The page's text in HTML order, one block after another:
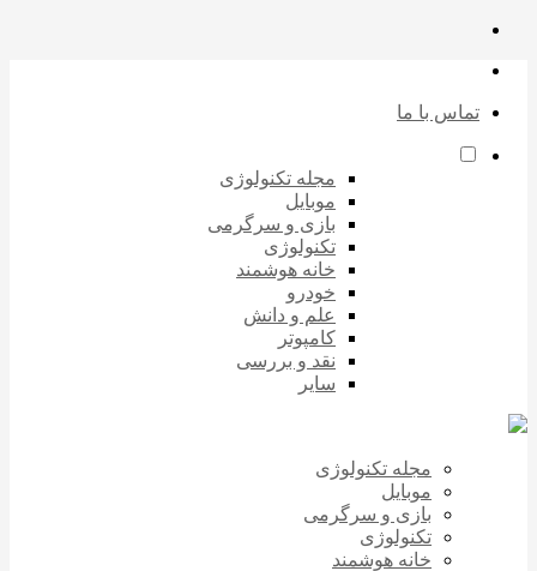
تماس با ما
مجله تکنولوژی
موبایل
بازی و سرگرمی
تکنولوژی
خانه هوشمند
خودرو
علم و دانش
کامپوتر
نقد و بررسی
سایر
مجله تکنولوژی
موبایل
بازی و سرگرمی
تکنولوژی
خانه هوشمند